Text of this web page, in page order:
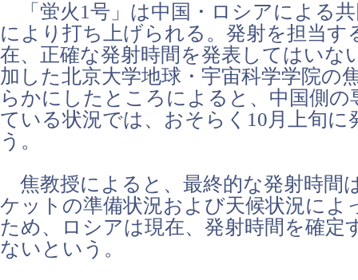
「蛍火1号」は中国・ロシアによる
により打ち上げられる。発射を担当す
在、正確な発射時間を発表してはいな
加した北京大学地球・宇宙科学学院の
らかにしたところによると、中国側の
ている状況では、おそらく10月上旬に
う。
焦教授によると、最終的な発射時間
ケットの準備状況および天候状況によ
ため、ロシアは現在、発射時間を確定
ないという。